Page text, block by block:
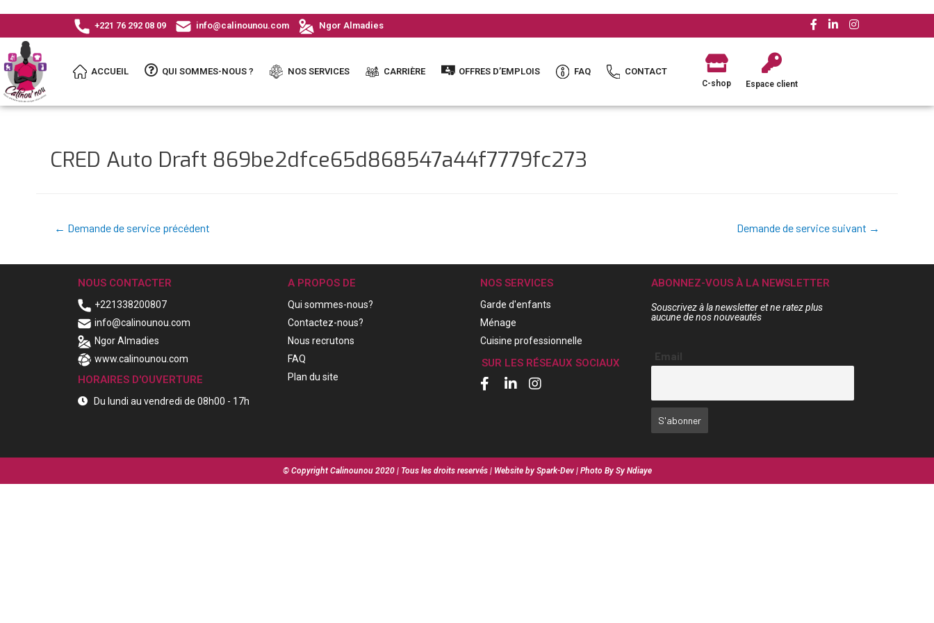
+221 76 292 08 09 info@calinounou.com Ngor Almadies
ACCUEIL QUI SOMMES-NOUS ? NOS SERVICES CARRIÈRE OFFRES D’EMPLOIS FAQ CONTACT
C-shop Espace client
CRED Auto Draft 869be2dfce65d868547a44f7779fc273
← Demande de service précédent Demande de service suivant →
NOUS CONTACTER
+221338200807
info@calinounou.com
Ngor Almadies
www.calinounou.com
HORAIRES D'OUVERTURE
Du lundi au vendredi de 08h00 - 17h
A PROPOS DE
Qui sommes-nous?
Contactez-nous?
Nous recrutons
FAQ
Plan du site
NOS SERVICES
Garde d'enfants
Ménage
Cuisine professionnelle
SUR LES RÉSEAUX SOCIAUX
ABONNEZ-VOUS À LA NEWSLETTER
Souscrivez à la newsletter et ne ratez plus
aucune de nos nouveautés
Email
© Copyright Calinounou 2020 | Tous les droits reservés | Website by Spark-Dev | Photo By Sy Ndiaye